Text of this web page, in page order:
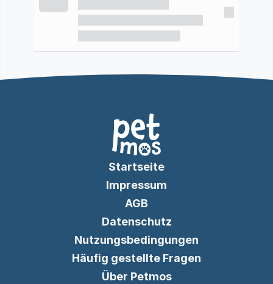
Startseite
Impressum
AGB
Datenschutz
Nutzungsbedingungen
Häufig gestellte Fragen
Über Petmos